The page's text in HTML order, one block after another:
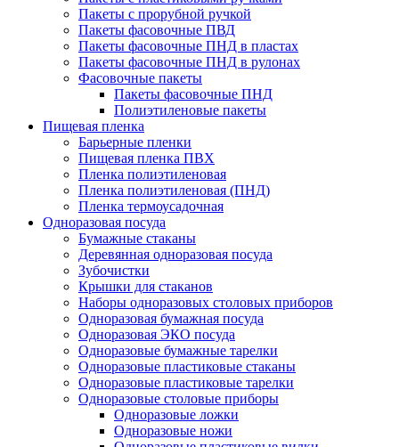
Пакеты с прорубной ручкой
Пакеты фасовочные ПВД
Пакеты фасовочные ПНД в пластах
Пакеты фасовочные ПНД в рулонах
Фасовочные пакеты
Пакеты фасовочные ПНД
Полиэтиленовые пакеты
Пищевая пленка
Барьерные пленки
Пищевая пленка ПВХ
Пленка полиэтиленовая
Пленка полиэтиленовая (ПНД)
Пленка термоусадочная
Одноразовая посуда
Бумажные стаканы
Деревянная одноразовая посуда
Зубочистки
Крышки для стаканов
Наборы одноразовых столовых приборов
Одноразовая бумажная посуда
Одноразовая ЭКО посуда
Одноразовые бумажные тарелки
Одноразовые пластиковые стаканы
Одноразовые пластиковые тарелки
Одноразовые столовые приборы
Одноразовые ложки
Одноразовые ножи